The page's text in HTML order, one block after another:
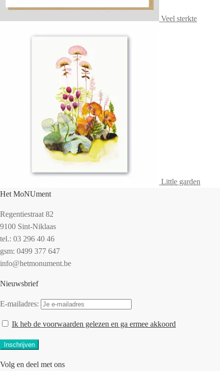
Veel sterkte
Little garden
Het MoNUment
Regentiestraat 82
9100 Sint-Niklaas
tel.: 03 296 40 46
gsm: 0499 377 647
info@hetmonument.be
Nieuwsbrief
E-mailadres:
Ik heb de voorwaarden gelezen en ga ermee akkoord
Volg en deel met ons